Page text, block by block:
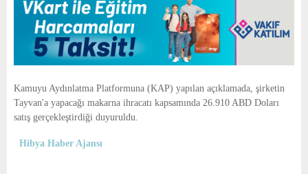
E
N
Kamuyu Aydınlatma Platformuna (KAP) yapılan açıklamada, şirketin
Tayvan'a yapacağı makarna ihracatı kapsamında 26.910 ABD Doları
satış gerçekleştirdiği duyuruldu.
Hibya Haber Ajansı